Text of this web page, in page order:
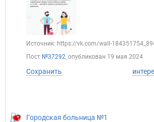
Источник: https://vk.com/wall-
Пост №37292, опубликован 19 мая 2024
Сохранить
Городская больница №1